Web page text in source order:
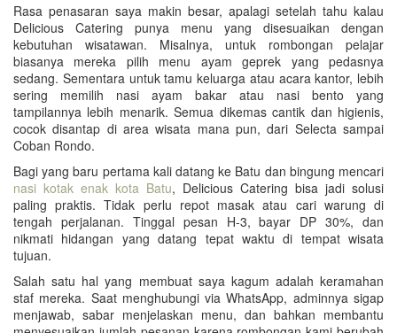
Rasa penasaran saya makin besar, apalagi setelah tahu kalau
Delicious Catering punya menu yang disesuaikan dengan
kebutuhan wisatawan. Misalnya, untuk rombongan pelajar
biasanya mereka pilih menu ayam geprek yang pedasnya
sedang. Sementara untuk tamu keluarga atau acara kantor, lebih
sering memilih nasi ayam bakar atau nasi bento yang
tampilannya lebih menarik. Semua dikemas cantik dan higienis,
cocok disantap di area wisata mana pun, dari Selecta sampai
Coban Rondo.
Bagi yang baru pertama kali datang ke Batu dan bingung mencari
nasi kotak enak kota Batu, Delicious Catering bisa jadi solusi
paling praktis. Tidak perlu repot masak atau cari warung di
tengah perjalanan. Tinggal pesan H-3, bayar DP 30%, dan
nikmati hidangan yang datang tepat waktu di tempat wisata
tujuan.
Salah satu hal yang membuat saya kagum adalah keramahan
staf mereka. Saat menghubungi via WhatsApp, adminnya sigap
menjawab, sabar menjelaskan menu, dan bahkan membantu